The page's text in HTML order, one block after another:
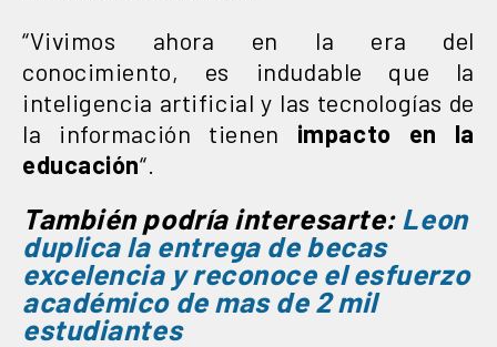
“Vivimos ahora en la era del
conocimiento, es indudable que la
inteligencia artificial y las tecnologías de
la información tienen impacto en la
educación“.
También podría interesarte: Leon
duplica la entrega de becas
excelencia y reconoce el esfuerzo
académico de mas de 2 mil
estudiantes